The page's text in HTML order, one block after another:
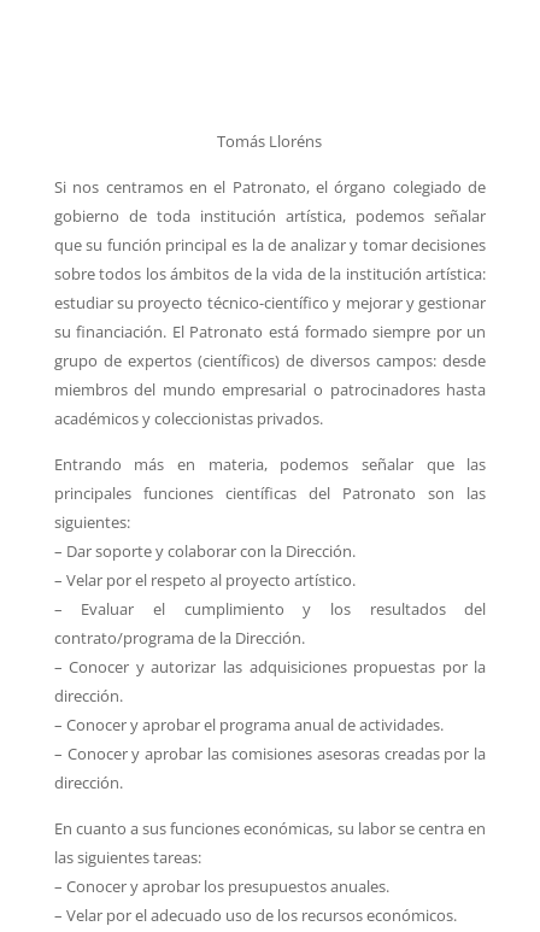
Tomás Lloréns
Si nos centramos en el Patronato, el órgano colegiado de
gobierno de toda institución artística, podemos señalar
quesu función principal es la de analizar y tomar decisiones
sobre todos los ámbitos de la vida de la institución artística:
estudiar su proyecto técnico-científico y mejorar y gestionar
sufinanciación. El Patronato está formado siempre por un
grupo de expertos (científicos) dediversos campos: desde
miembros del mundo empresarial o patrocinadores hasta
académicosy coleccionistas privados.
Entrando más en materia, podemos señalar que las
principales funciones científicas del Patronato son las
siguientes:
– Dar soporte y colaborar con la Dirección.
– Velar por el respeto al proyecto artístico.
– Evaluar el cumplimiento y los resultados del
contrato/programa de la Dirección.
– Conocer y autorizar las adquisiciones propuestas por la
dirección.
– Conocer y aprobar el programa anual de actividades.
– Conocer y aprobar las comisiones asesoras creadas por la
dirección.
En cuanto a sus funciones económicas, su labor se centra en
las siguientes tareas:
– Conocer y aprobar los presupuestos anuales.
– Velar por el adecuado uso de los recursos económicos.